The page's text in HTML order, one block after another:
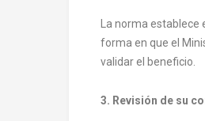
La norma establece
forma en que el
validar el beneficio.
3. Revisión de su